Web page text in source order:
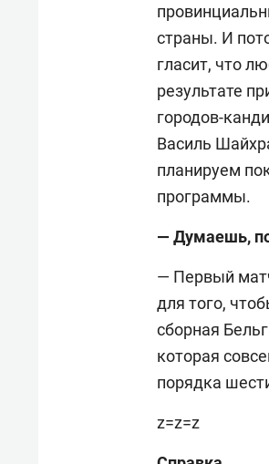
страны. И
гласит, что
результате
городов-
Василь
планируем
программы.
— Думаешь,
— Первый
для того,
сборная
которая
порядка
z=z=z